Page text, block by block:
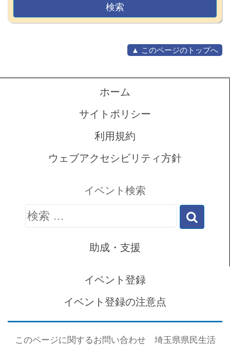
▲ このページのトップへ
ホーム
サイトポリシー
利用規約
ウェブアクセシビリティ方針
イベント検索
検
助成・支援
イベント登録
イベント登録の注意点
このページに関するお問い合わせ 埼玉県県民生活